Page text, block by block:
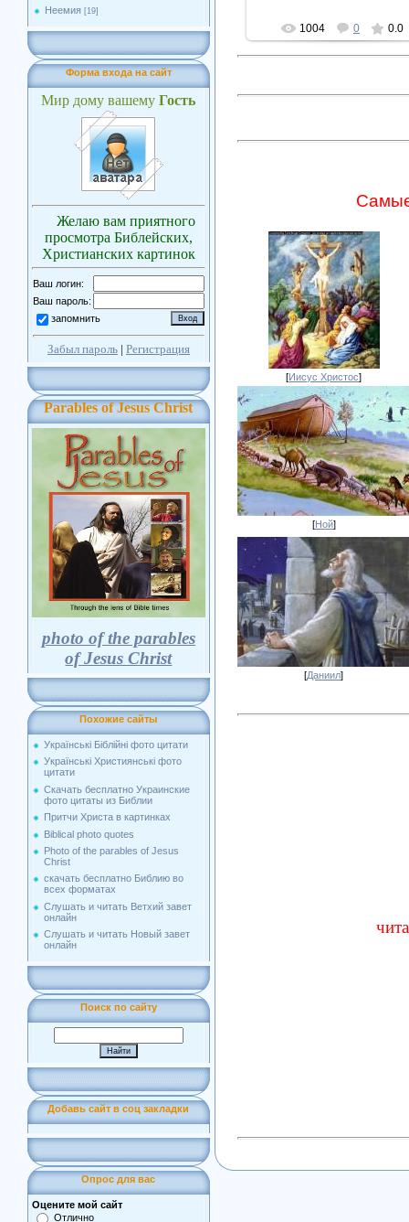
Неемия [19]
Форма входа на сайт
Мир дому вашему Гость
Желаю вам приятного
просмотра Библейских,
Христианских картинок
Ваш логин:
Ваш пароль:
запомнить
Забыл пароль | Регистрация
Parables of Jesus Christ
photo of the parables
of Jesus Christ
Похожие сайты
Українські Біблійні фото цитати
Українські Християнські фото
цитати
Скачать бесплатно Украинские
фото цитаты из Библии
Притчи Христа в картинках
Biblical photo quotes
Photo of the parables of Jesus
Christ
скачать бесплатно Библию во
всех форматах
Слушать и читать Ветхий завет
онлайн
Слушать и читать Новый завет
онлайн
Поиск по сайту
Добавь сайт в соц закладки
Опрос для вас
Оцените мой сайт
Отлично
1004 0 0.0
[Иисус Христос]
[Ной]
[Даниил]